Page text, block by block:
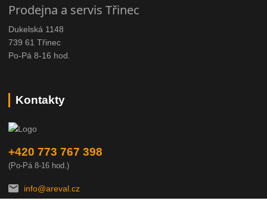
Prodejna a servis Třinec
Dukelská 1148
739 61 Třinec
Po-Pá 8-16 hod.
Kontakty
+420 773 767 398
(Po-Pá 8-16 hod.)
info@areval.cz